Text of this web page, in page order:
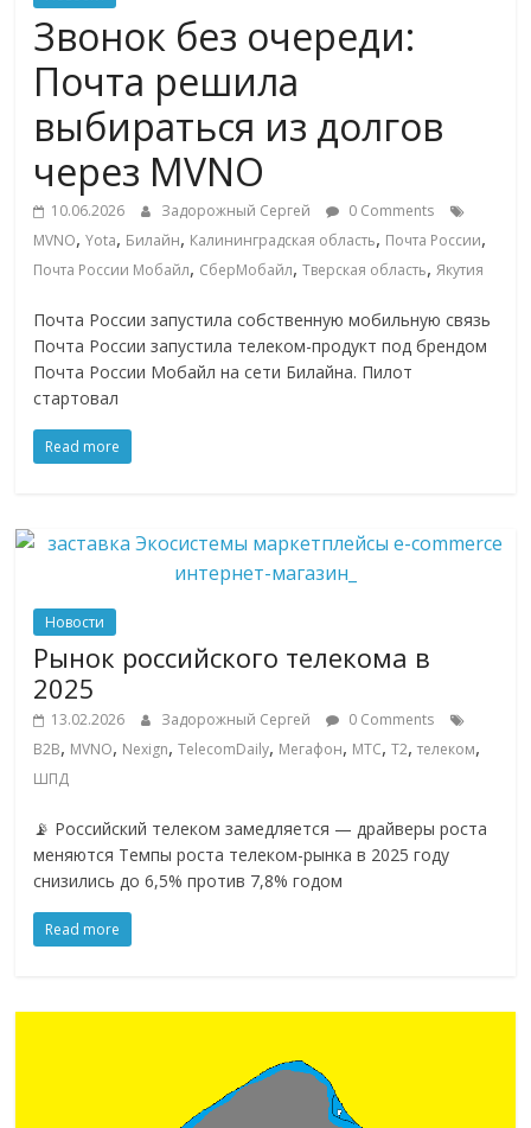
Commerce,
омниканальном
ритейле,
логистике,
технологиях,
соцсетях
сервисах
Commerce,
ритейле,
логистике,
технологиях,
соцсетях.
Нам
важно,
как
знать
как
меняет
и
Звонок без очереди:
Почта решила
выбираться из долгов
через MVNO
10.06.2026 Задорожный Сергей
0 Comments
MVNO,Yota, Билайн, Калининградская область, Почта России,
Почта России Мобайл, СберМобайл,Тверская область,Якутия
Почта России запустила собственную мобильную связь
Почта России запустила телеком-продукт под брендом
Почта России Мобайл на сети Билайна. Пилот
стартовал
Read more
Новости
Рынок российского телекома в
2025
13.02.2026 Задорожный Сергей
0 Comments
B2B, MVNO, Nexign,TelecomDaily, Мегафон, МТС,Т2,телеком,
ШПД
📡 Российский телеком замедляется — драйверы роста
меняются Темпы роста телеком-рынка в 2025 году
снизились до 6,5% против 7,8% годом
Read more